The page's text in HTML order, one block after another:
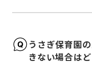
うさぎ保育園
きない場合は